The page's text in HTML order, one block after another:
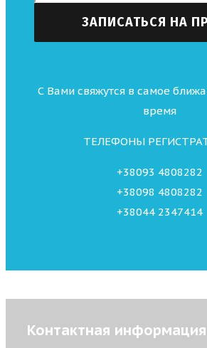
С Вами свяжутся в самое
время
ТЕЛЕФОНЫ
+38093 4808282
+38098 4808282
+38044 2347414
Контактная информация